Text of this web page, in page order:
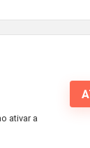
ativar a